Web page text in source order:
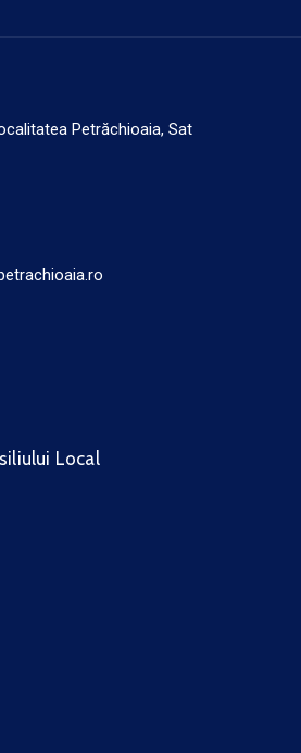
Petrăchioaia, Sat
Local